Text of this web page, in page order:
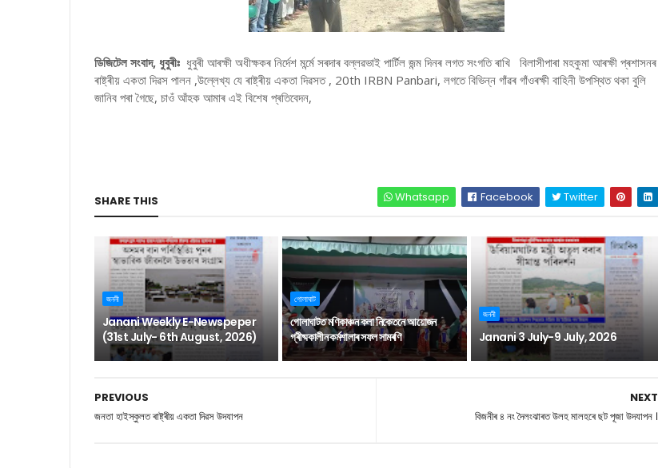
ডিজিটেল সংবাদ, ধুবুৰীঃ ধুবুৰী আৰক্ষী অধীক্ষকৰ নিৰ্দেশ মৰ্ন্মে সৰদাৰ বল্লৱভাই পাৰ্টিল জন্ম দিনৰ লগত সংগতি ৰাখি বিলাসীপাৰা মহকুমা আৰক্ষী প্ৰশাসনৰ
ৰাষ্ট্ৰীয় একতা দিৱস পালন ,উল্লেখ্য যে ৰাষ্ট্ৰীয় একতা দিৱসত , 20th IRBN Panbari, লগতে বিভিন্ন গাঁৱৰ গাঁওৰক্ষী বাহিনী উপস্থিত থকা বুলি
জানিব পৰা গৈছে, চাওঁ আঁহক আমাৰ এই বিশেষ প্ৰতিবেদন,
SHARE THIS Whatsapp Facebook Twitter
জননী
Janani Weekly E-Newspeper
(31st July- 6th August, 2026)
গোলাঘাট
গোলাঘাটত মণিকাঞ্চন কলা নিকেতনে আয়োজন
গ্ৰীষ্মকালীন কৰ্মশালাৰ সফল সামৰণি
জননী
Janani 3 July-9 July, 2026
NEXT
বিজনীৰ ৪ নং দৈলংঝাৰত উলহ মালহৰে ছট পূজা উদযাপন ।
PREVIOUS
জনতা হাইস্কুলত ৰাষ্ট্ৰীয় একতা দিৱস উদযাপন